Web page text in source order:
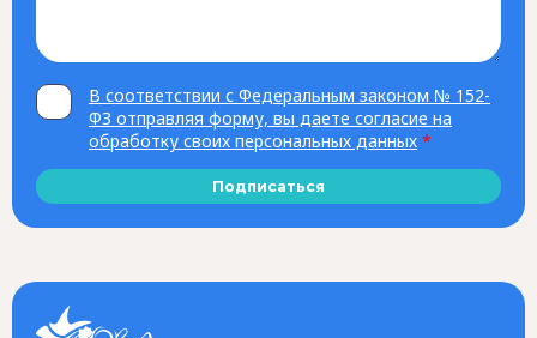
В соответствии с Федеральным законом № 152-
ФЗ отправляя форму, вы даете согласие на
обработку своих персональных данных *
Подписаться